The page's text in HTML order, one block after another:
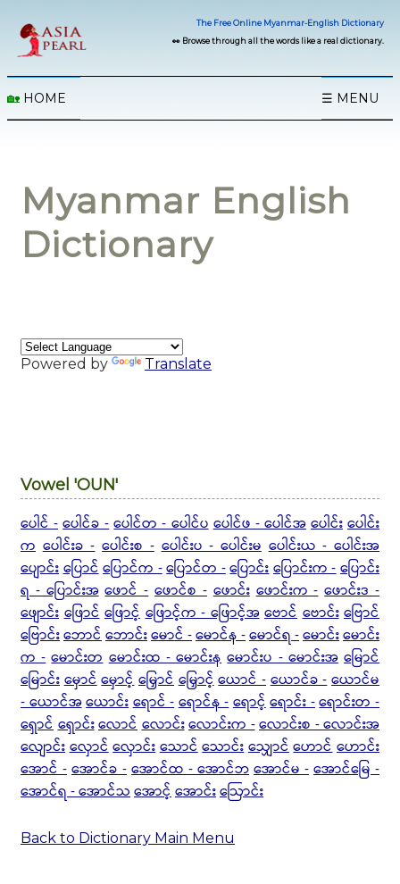
The Free Online Myanmar-English Dictionary
👀 Browse through all the words like a real dictionary.
🏡 HOME ☰ MENU
Myanmar English
Dictionary
Powered by Translate
Vowel 'OUN'
ပေါင် - ပေါင်ခ - ပေါင်တ - ပေါင်ပ ပေါင်ဖ - ပေါင်အ ပေါင်း ပေါင်း
က ပေါင်းခ - ပေါင်းစ - ပေါင်းပ - ပေါင်းမ ပေါင်းယ - ပေါင်းအ
ပျောင်းပြောင်ပြောင်က -ပြောင်တ -ပြောင်းပြောင်းက -ပြောင်း
ရ - ပြောင်းအ ဖောင် - ဖောင်စ - ဖောင်း ဖောင်းက - ဖောင်းဒ -
ဖျောင်း ဖြောင် ဖြောင့် ဖြောင့်က - ဖြောင့်အ ဗောင် ဗောင်း ဗြောင်
ဗြောင်းဘောင်ဘောင်းမောင် -မောင်န -မောင်ရ -မောင်းမောင်း
က - မောင်းတ မောင်းထ - မောင်းန မောင်းပ - မောင်းအ မြောင်
မြောင်းမှောင်မှောင့်မြှောင်မြှောင့်ယောင် -ယောင်ခ -ယောင်မ
- ယောင်အယောင်းရောင် -ရောင်န -ရောင့်ရောင်း -ရောင်းတ -
ရှောင်ရှောင်းလောင်လောင်းလောင်းက -လောင်းစ - လောင်းအ
လျောင်းလှောင်လှောင်းသောင်သောင်းသျှောင်ဟောင်ဟောင်း
အောင် - အောင်ခ - အောင်ထ - အောင်ဘ အောင်မ - အောင်မြေ -
အောင်ရ - အောင်သအောင့်အောင်းဩောင်း
Back to Dictionary Main Menu